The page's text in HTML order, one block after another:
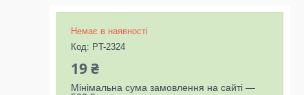
Немає в наявності
Код: PT-2324
19 ₴
Мінімальна сума замовлення на сайті —